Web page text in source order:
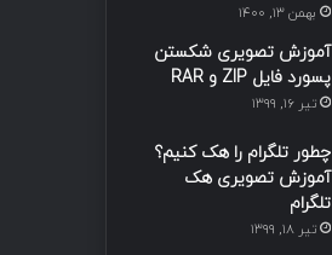
بهمن ۱۳, ۱۴۰۰
آموزش تصویری شکستن
پسورد فایل ZIP و RAR
تیر ۱۶, ۱۳۹۹
چطور تلگرام را هک کنیم؟
آموزش تصویری هک
تلگرام
تیر ۱۸, ۱۳۹۹